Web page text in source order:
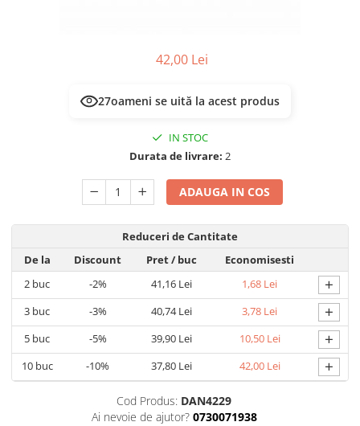
Întrerupătoare/Comutatoare
Ştechere/Stecher adaptor
42,00 Lei
24oameni se uită la acest produs
IN STOC
Durata de livrare: 2
ADAUGA IN COS
Reduceri de Cantitate
De la
Discount Pret/ buc
Economisesti
2 buc -2% 41,16 Lei 1,68 Lei +
3 buc -3% 40,74 Lei 3,78 Lei +
5 buc -5% 39,90 Lei 10,50 Lei +
10buc -10% 37,80 Lei 42,00 Lei +
Cod Produs: DAN4229
Ai nevoie de ajutor? 0730071938